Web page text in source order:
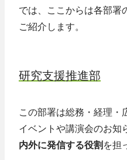
では、ここからは各部署
ご紹介します。
研究支援推進部
この部署は総務・経理・
イベントや講演会のお知
内外に発信する役割 を担